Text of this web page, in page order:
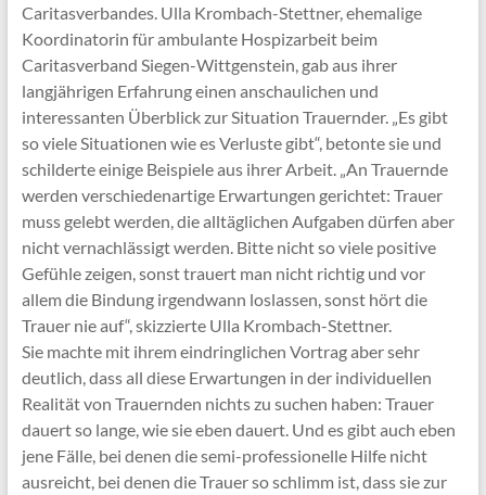
Caritasverbandes. Ulla Krombach-Stettner, ehemalige
Koordinatorin für ambulante Hospizarbeit beim
Caritasverband Siegen-Wittgenstein, gab aus ihrer
langjährigen Erfahrung einen anschaulichen und
interessanten Überblick zur Situation Trauernder. „Es gibt
so viele Situationen wie es Verluste gibt“, betonte sie und
schilderte einige Beispiele aus ihrer Arbeit. „An Trauernde
werden verschiedenartige Erwartungen gerichtet: Trauer
muss gelebt werden, die alltäglichen Aufgaben dürfen aber
nicht vernachlässigt werden. Bitte nicht so viele positive
Gefühle zeigen, sonst trauert man nicht richtig und vor
allem die Bindung irgendwann loslassen, sonst hört die
Trauer nie auf“, skizzierte Ulla Krombach-Stettner.
Sie machte mit ihrem eindringlichen Vortrag aber sehr
deutlich, dass all diese Erwartungen in der individuellen
Realität von Trauernden nichts zu suchen haben: Trauer
dauert so lange, wie sie eben dauert. Und es gibt auch eben
jene Fälle, bei denen die semi-professionelle Hilfe nicht
ausreicht, bei denen die Trauer so schlimm ist, dass sie zur